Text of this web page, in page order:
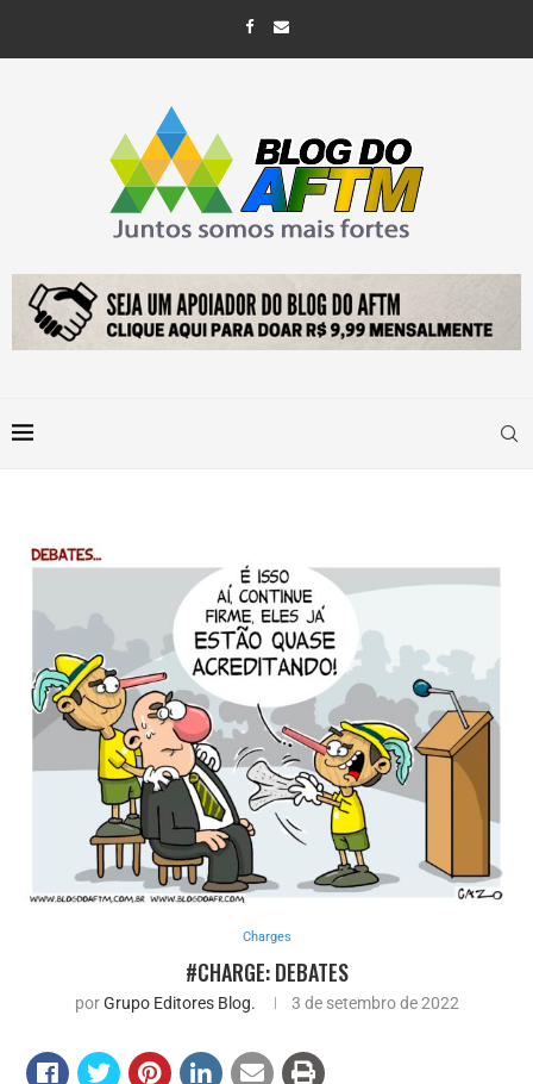
Charges
#CHARGE: DEBATES
porGrupo Editores Blog. 3 de setembro de 2022